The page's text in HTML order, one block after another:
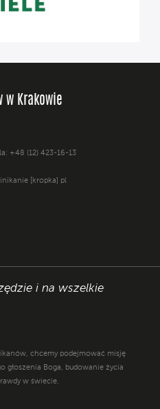
w Krakowie
+48 (12) 423-16-13
[kropka] pl
i na wszelkie
chcemy podejmować misję
głoszenia Boga, budowanie życia
w świecie.